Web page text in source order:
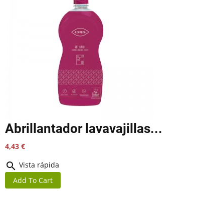
Abrillantador lavavajillas...
Precio
4,43 €
 Vista rápida
Add To Cart